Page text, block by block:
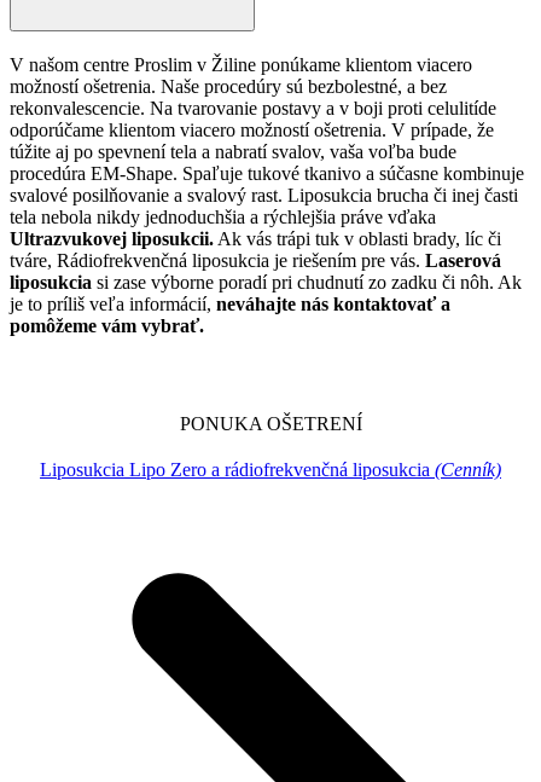
V našom centre Proslim v Žiline ponúkame klientom viacero
možností ošetrenia. Naše procedúry sú bezbolestné, a bez
rekonvalescencie. Na tvarovanie postavy a v boji proti celulitíde
odporúčame klientom viacero možností ošetrenia. V prípade, že
túžite aj po spevnení tela a nabratí svalov, vaša voľba bude
procedúra EM-Shape. Spaľuje tukové tkanivo a súčasne kombinuje
svalové posilňovanie a svalový rast. Liposukcia brucha či inej časti
tela nebola nikdy jednoduchšia a rýchlejšia práve vďaka
Ultrazvukovej liposukcii. Ak vás trápi tuk v oblasti brady, líc či
tváre, Rádiofrekvenčná liposukcia je riešením pre vás. Laserová
liposukcia si zase výborne poradí pri chudnutí zo zadku či nôh. Ak
je to príliš veľa informácií, neváhajte nás kontaktovať a
pomôžeme vám vybrať.
PONUKA OŠETRENÍ
Liposukcia Lipo Zero a rádiofrekvenčná liposukcia (Cenník)